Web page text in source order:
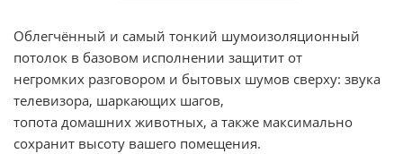
Облегчённый и самый тонкий шумоизоляционный
потолок в базовом исполнении защитит от
негромких разговором и бытовых шумов сверху: звука
телевизора, шаркающих шагов,
топота домашних животных, а также максимально
сохранит высоту вашего помещения.